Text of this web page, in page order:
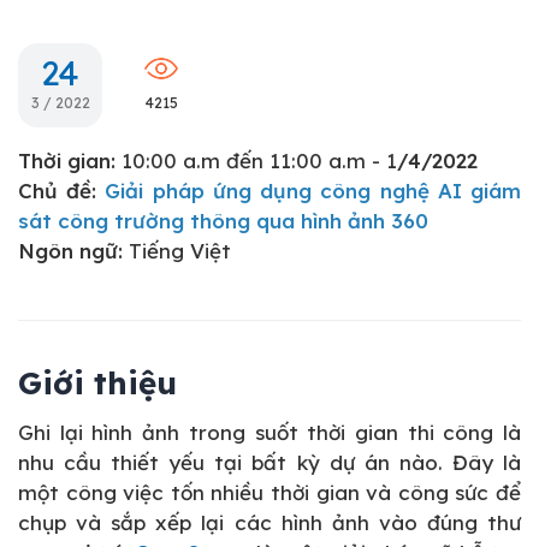
24
3 / 2022 4215
Thời gian: 10:00 a.m đến 11:00 a.m - 1/4/2022
Chủ đề: Giải pháp ứng dụng công nghệ AI giám
sát công trường thông qua hình ảnh 360
Ngôn ngữ: Tiếng Việt
Giới thiệu
Ghi lại hình ảnh trong suốt thời gian thi công là
nhu cầu thiết yếu tại bất kỳ dự án nào. Đây là
một công việc tốn nhiều thời gian và công sức để
chụp và sắp xếp lại các hình ảnh vào đúng thư